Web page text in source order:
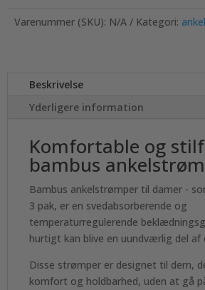
Varenummer (SKU): N/A Kategori:
Beskrivelse
Yderligere information
Komfortable og
bambus
Bambus ankelstrømper til damer -
3 pak, er en svedabsorberende og
temperaturregulerende
hurtigt kan blive en uundværlig del af
Disse strømper er designet til dem,
komfort og holdbarhed, uden at gå